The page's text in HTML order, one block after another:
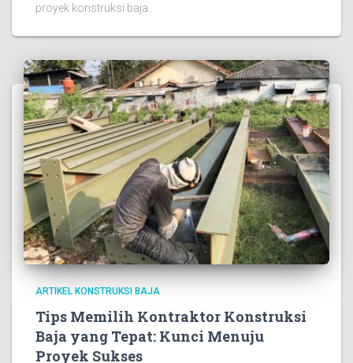
proyek konstruksi baja.
ARTIKEL KONSTRUKSI BAJA
Tips Memilih Kontraktor Konstruksi
Baja yang Tepat: Kunci Menuju
Proyek Sukses